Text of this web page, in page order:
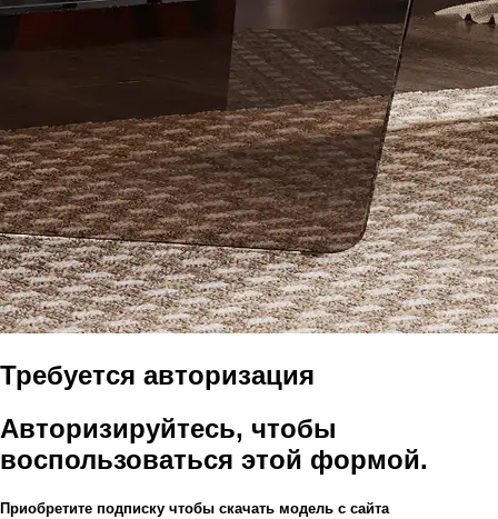
Требуется авторизация
Авторизируйтесь, чтобы
воспользоваться этой формой.
Приобретите подписку чтобы скачать модель с сайта